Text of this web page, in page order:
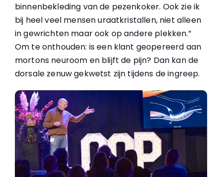
binnenbekleding van de pezenkoker. Ook zie ik
bij heel veel mensen uraatkristallen, niet alleen
in gewrichten maar ook op andere plekken.”
Om te onthouden: is een klant geopereerd aan
mortons neuroom en blijft de pijn? Dan kan de
dorsale zenuw gekwetst zijn tijdens de ingreep.